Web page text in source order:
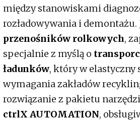
między stanowiskami
rozładowywania i demontażu.
przenośników rolkowych,
specjalnie z myślą o
ładunków, który w elastyczny
wymagania zakładów
rozwiązanie z pakietu
ctrlX AUTOMATION,